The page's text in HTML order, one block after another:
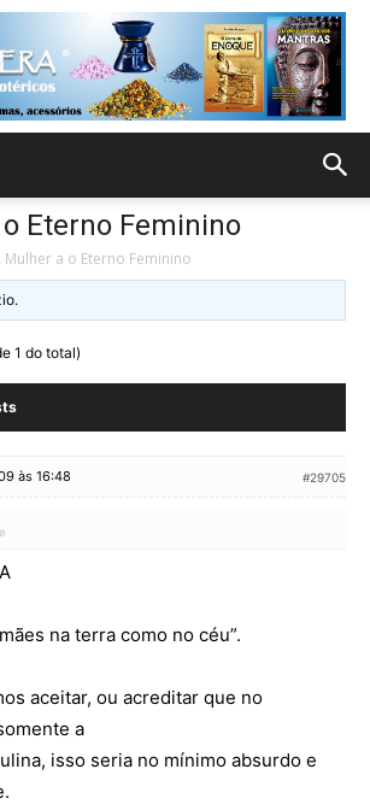
Eterno Feminino
Mulher a o Eterno Feminino
1 do total)
às 16:48 #29705
na terra como no céu”.
aceitar, ou acreditar que no
a
isso seria no mínimo absurdo e